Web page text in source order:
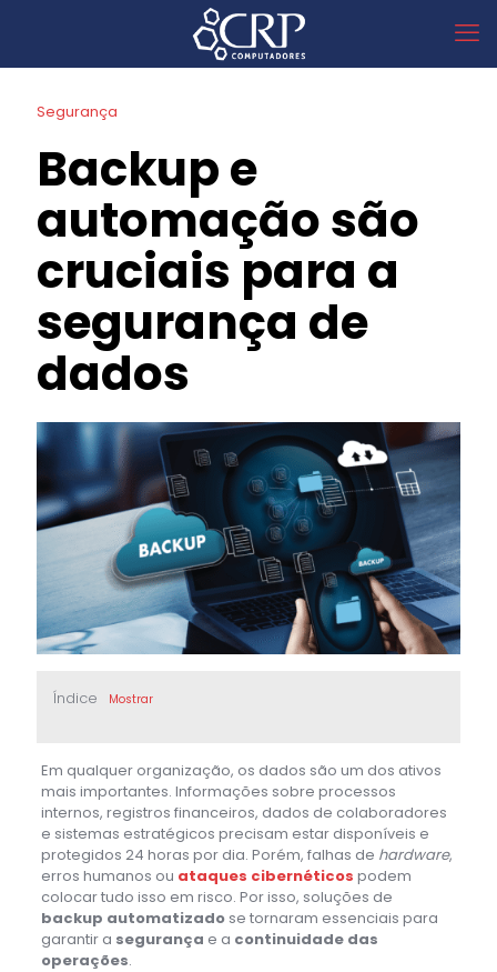
Segurança
Backup e
automação são
cruciais para a
segurança de
dados
Índice Mostrar
Em qualquer organização, os dados são um dos ativos
mais importantes. Informações sobre processos
internos, registros financeiros, dados de colaboradores
e sistemas estratégicos precisam estar disponíveis e
protegidos 24 horas por dia. Porém, falhas de hardware,
erros humanos ou ataques cibernéticos podem
colocar tudo isso em risco. Por isso, soluções de
backup automatizadose tornaram essenciais para
garantir a segurança e a continuidade das
operações.